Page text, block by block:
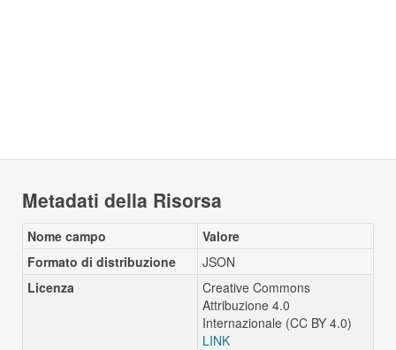
Metadati della Risorsa
Nome campo
Valore
Formato di distribuzione
JSON
Licenza
Creative Commons
Attribuzione 4.0
Internazionale (CC BY 4.0)
LINK